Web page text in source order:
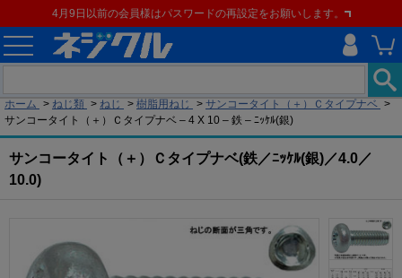
4月9日以前の会員様はパスワードの再設定をお願いします。
ホーム > ねじ類 > ねじ > 樹脂用ねじ > サンコータイト（＋）Ｃタイプナベ >
サンコータイト（＋）Ｃタイプナベ – 4 X 10 – 鉄 – ﾆｯｹﾙ(銀)
サンコータイト（＋）Ｃタイプナベ(鉄／ﾆｯｹﾙ(銀)／4.0／
10.0)